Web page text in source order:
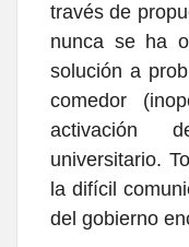
través de
nunca se ha
solución a
comedor
activación
universitario.
la difícil
del gobierno